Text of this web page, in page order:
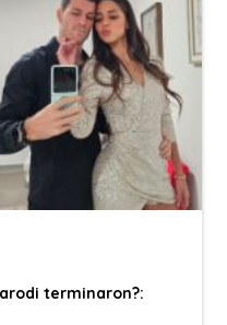
terminaron?: